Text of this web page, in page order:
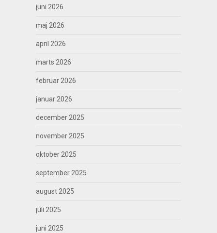
juni 2026
maj 2026
april 2026
marts 2026
februar 2026
januar 2026
december 2025
november 2025
oktober 2025
september 2025
august 2025
juli 2025
juni 2025